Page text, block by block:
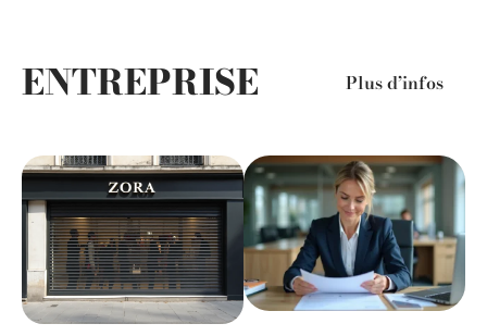
ENTREPRISE Plus d’infos